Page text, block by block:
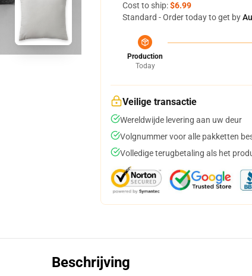
Cost to ship:$6.99
Standard - Order today to get by
Production
Today
Veilige transactie
Wereldwijde levering aan uw deur
Volgnummer voor alle pakketten
Volledige terugbetaling als het
Beschrijving